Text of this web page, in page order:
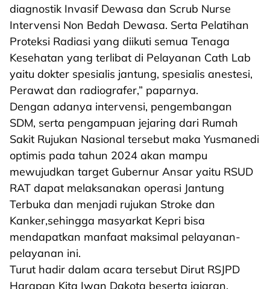
diagnostik Invasif Dewasa dan Scrub Nurse
Intervensi Non Bedah Dewasa. Serta Pelatihan
Proteksi Radiasi yang diikuti semua Tenaga
Kesehatan yang terlibat di Pelayanan Cath Lab
yaitu dokter spesialis jantung, spesialis anestesi,
Perawat dan radiografer,” paparnya.
Dengan adanya intervensi, pengembangan
SDM, serta pengampuan jejaring dari Rumah
Sakit Rujukan Nasional tersebut maka Yusmanedi
optimis pada tahun 2024 akan mampu
mewujudkan target Gubernur Ansar yaitu RSUD
RAT dapat melaksanakan operasi Jantung
Terbuka dan menjadi rujukan Stroke dan
Kanker,sehingga masyarkat Kepri bisa
mendapatkan manfaat maksimal pelayanan-
pelayanan ini.
Turut hadir dalam acara tersebut Dirut RSJPD
Harapan Kita Iwan Dakota beserta jajaran,